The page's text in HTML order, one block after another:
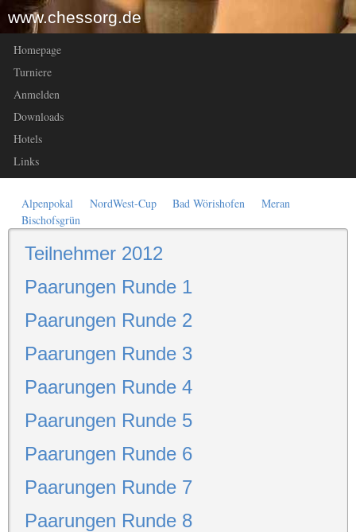
www.chessorg.de
Homepage
Turniere
Anmelden
Downloads
Hotels
Links
Alpenpokal NordWest-Cup Bad Wörishofen
Meran
Bischofsgrün
Teilnehmer 2012
Paarungen Runde 1
Paarungen Runde 2
Paarungen Runde 3
Paarungen Runde 4
Paarungen Runde 5
Paarungen Runde 6
Paarungen Runde 7
Paarungen Runde 8